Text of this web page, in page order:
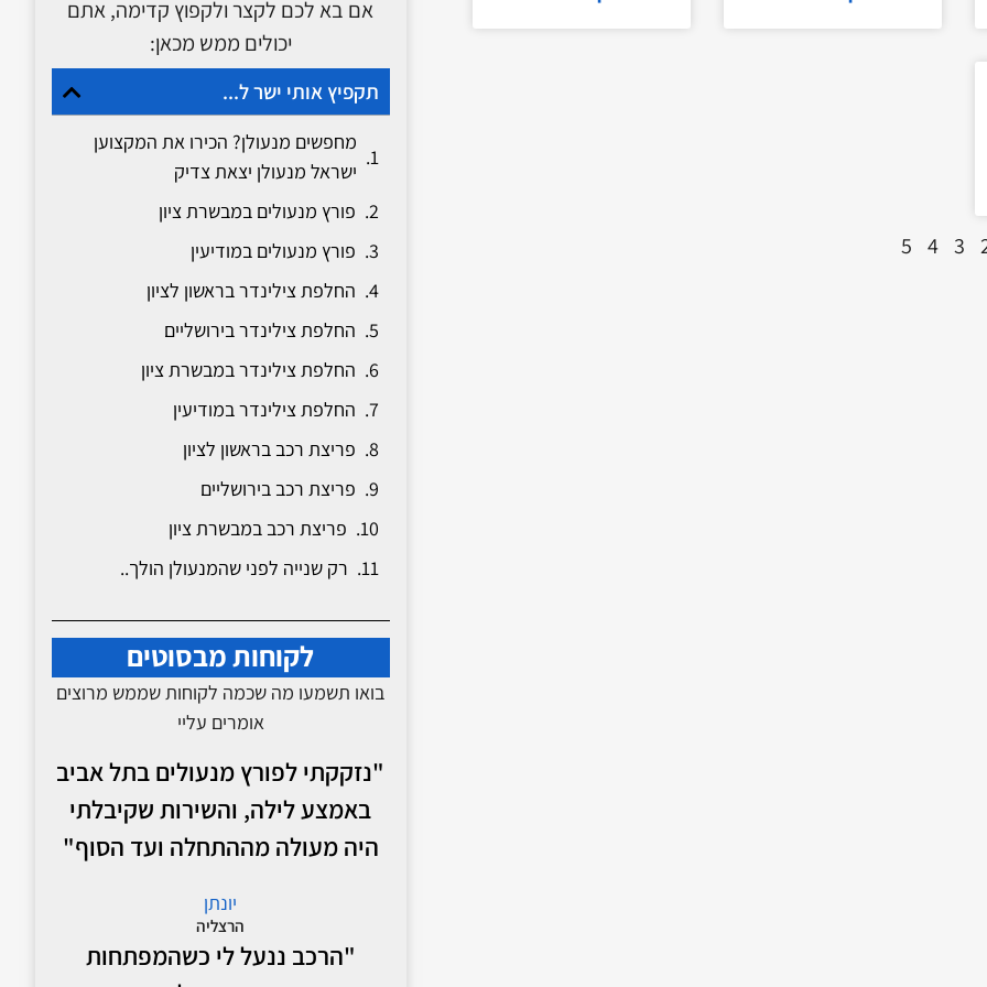
3
4
5
אם בא לכם לקצר ולקפוץ קדימה, אתם
יכולים ממש מכאן:
תקפיץ אותי ישר ל...
מחפשים מנעולן? הכירו את המקצוען
ישראל מנעולן יצאת צדיק
פורץ מנעולים במבשרת ציון
פורץ מנעולים במודיעין
החלפת צילינדר בראשון לציון
החלפת צילינדר בירושליים
החלפת צילינדר במבשרת ציון
החלפת צילינדר במודיעין
פריצת רכב בראשון לציון
פריצת רכב בירושליים
פריצת רכב במבשרת ציון
רק שנייה לפני שהמנעולן הולך..
לקוחות מבסוטים
בואו תשמעו מה שכמה לקוחות שממש מרוצים
אומרים עליי
"נזקקתי לפורץ מנעולים בתל אביב
באמצע לילה, והשירות שקיבלתי
היה מעולה מההתחלה ועד הסוף"
יונתן
הרצליה
"הרכב ננעל לי כשהמפתחות